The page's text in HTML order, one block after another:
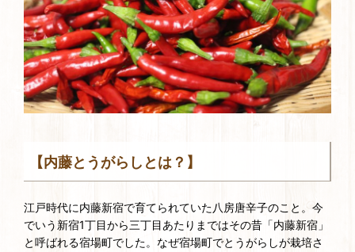
【内藤とうがらしとは？】
江戸時代に内藤新宿で育てられていた八房唐辛子のこと。今
でいう新宿1丁目から三丁目あたりまではその昔「内藤新宿」
と呼ばれる宿場町でした。なぜ宿場町でとうがらしが栽培さ